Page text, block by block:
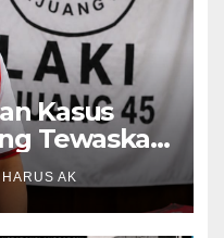
Kasus
Tewaskan
oleh
AK